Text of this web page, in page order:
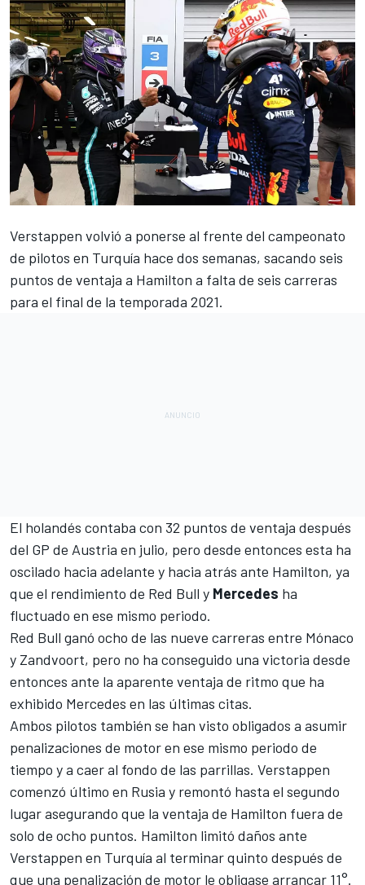
Verstappen volvió a ponerse al frente del campeonato
de pilotos en Turquía hace dos semanas, sacando seis
puntos de ventaja a Hamilton a falta de seis carreras
para el final de la temporada 2021.
El holandés contaba con 32 puntos de ventaja después
del GP de Austria en julio, pero desde entonces esta ha
oscilado hacia adelante y hacia atrás ante Hamilton, ya
que el rendimiento de Red Bull y Mercedes ha
fluctuado en ese mismo periodo.
Red Bull ganó ocho de las nueve carreras entre Mónaco
y Zandvoort, pero no ha conseguido una victoria desde
entonces ante la aparente ventaja de ritmo que ha
exhibido Mercedes en las últimas citas.
Ambos pilotos también se han visto obligados a asumir
penalizaciones de motoren ese mismo periodo de
tiempo y a caer al fondo de las parrillas. Verstappen
comenzó último en Rusia y remontó hasta el segundo
lugar asegurando que la ventaja de Hamilton fuera de
solo de ocho puntos. Hamilton limitó daños ante
Verstappen en Turquía al terminar quinto después de
que una penalización de motor le obligase arrancar 11°.